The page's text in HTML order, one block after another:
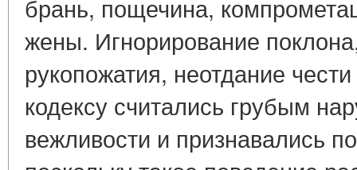
брань, пощечина,
жены. Игнорирование
рукопожатия, неотдание
кодексу считались грубым
вежливости и признавались